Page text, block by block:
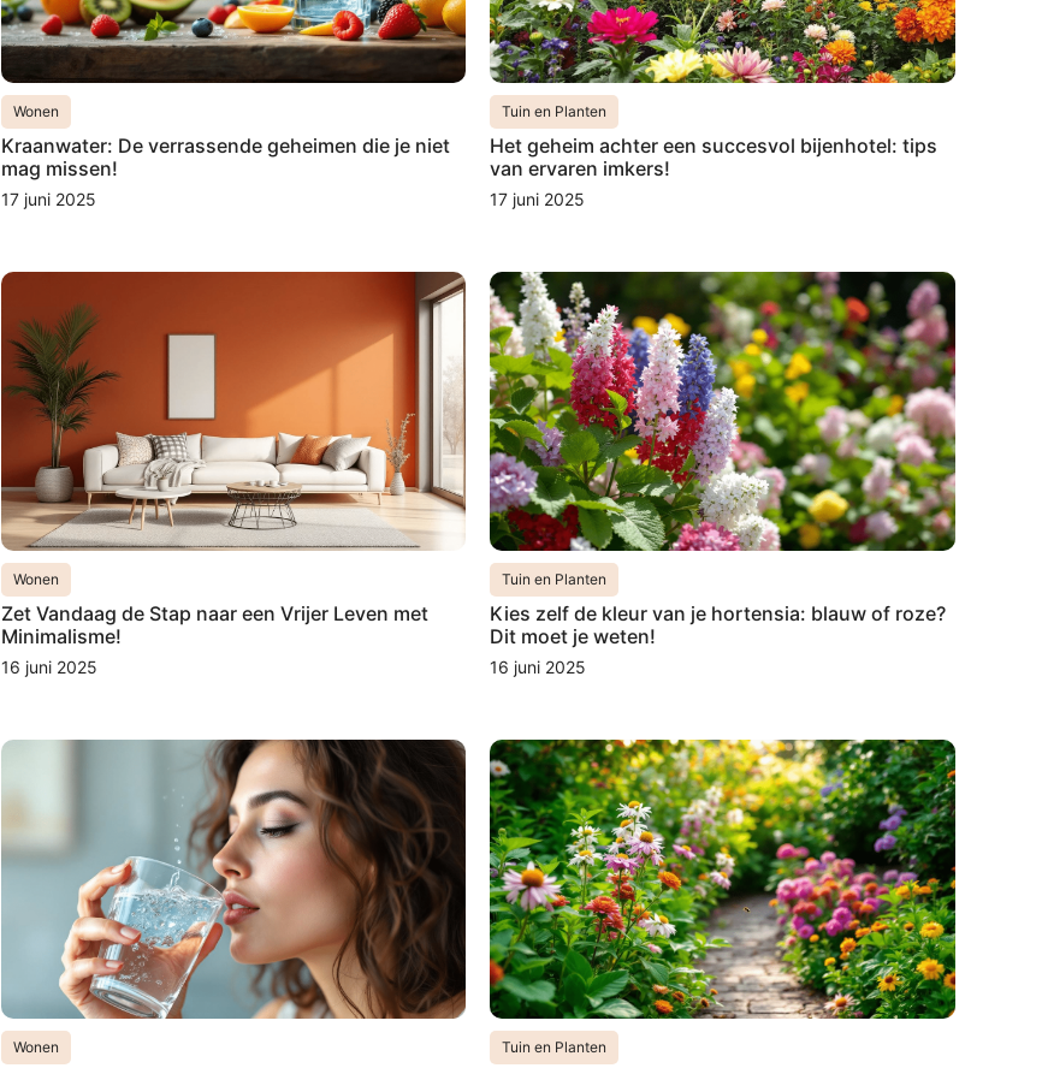
Wonen
Kraanwater: De verrassende geheimen die je niet
mag missen!
17 juni 2025
Tuin en Planten
Het geheim achter een succesvol bijenhotel: tips
van ervaren imkers!
17 juni 2025
Wonen
Zet Vandaag de Stap naar een Vrijer Leven met
Minimalisme!
16 juni 2025
Tuin en Planten
Kies zelf de kleur van je hortensia: blauw of roze?
Dit moet je weten!
16 juni 2025
Wonen Tuin en Planten